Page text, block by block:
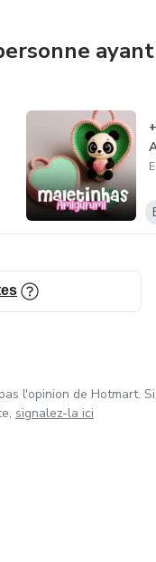
ayant
l'opinion de Hotmart. Si
signalez-la ici